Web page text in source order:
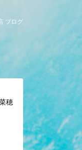
ブログ
穂